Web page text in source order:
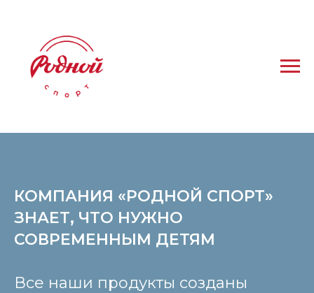
КОМПАНИЯ «РОДНОЙ СПОРТ»
ЗНАЕТ, ЧТО НУЖНО
СОВРЕМЕННЫМ ДЕТЯМ
Все наши продукты созданы